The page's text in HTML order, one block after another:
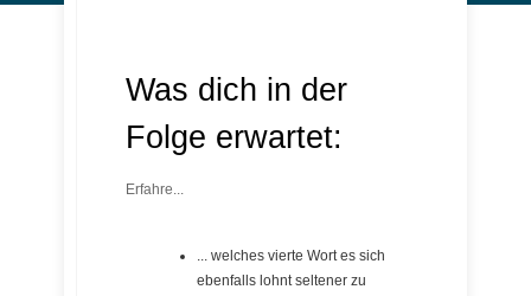
Was dich in der
Folge erwartet:
Erfahre...
... welches vierte Wort es sich
ebenfalls lohnt seltener zu